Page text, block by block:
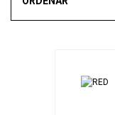
Menor Preço